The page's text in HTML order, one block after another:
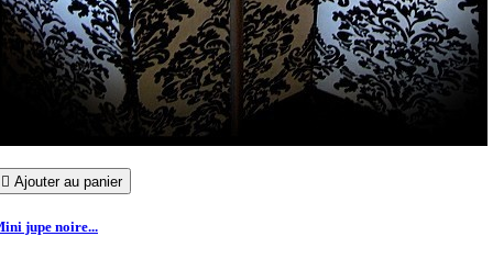
 Ajouter au panier
jupe noire...